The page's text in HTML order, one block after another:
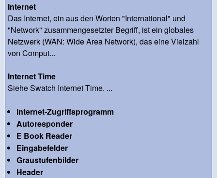
Internet
Das Internet, ein aus den Worten "International" und
"Network" zusammengesetzter Begriff, ist ein globales
Netzwerk (WAN: Wide Area Network), das eine Vielzahl
von Comput...
Internet Time
Siehe Swatch Internet Time. ...
Internet-Zugriffsprogramm
Autoresponder
E Book Reader
Eingabefelder
Graustufenbilder
Header